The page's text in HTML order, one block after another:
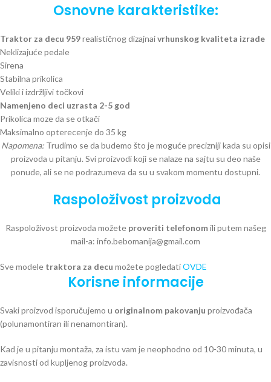
Osnovne karakteristike:
Traktor za decu 959realističnog dizajnaivrhunskog kvaliteta izrade
Neklizajuće pedale
Sirena
Stabilna prikolica
Veliki i izdržljivi točkovi
Namenjeno deci uzrasta 2-5 god
Prikolica moze da se otkači
Maksimalno opterecenje do 35 kg
Napomena:Trudimo se da budemo što je moguće precizniji kada su opisi
proizvoda u pitanju. Svi proizvodi koji se nalaze na sajtu su deo naše
ponude, ali se ne podrazumeva da su u svakom momentu dostupni.
Raspoloživost proizvoda
Raspoloživost proizvoda možete proveriti telefonomili putem našeg
mail-a: info.bebomanija@gmail.com
Sve modele traktora za decu možete pogledatiOVDE
Korisne informacije
Svaki proizvod isporučujemo u originalnom pakovanju proizvođača
(polunamontiran ili nenamontiran).
Kad je u pitanju montaža, za istu vam je neophodno od 10-30 minuta, u
zavisnosti od kupljenog proizvoda.